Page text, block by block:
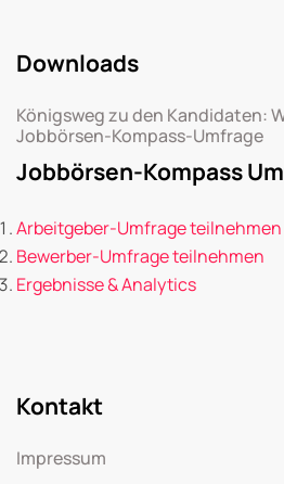
Downloads
Königsweg zu den Kandidaten:
Jobbörsen-Kompass-Umfrage
Jobbörsen-Kompass
Arbeitgeber-Umfrage teilnehmen
Bewerber-Umfrage teilnehmen
Ergebnisse & Analytics
Kontakt
Impressum